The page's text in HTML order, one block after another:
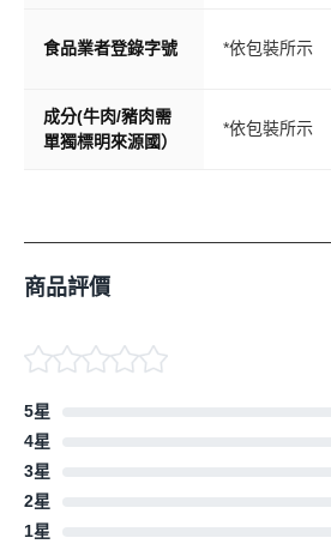
食品業者登錄字號 *依包裝所示
成分(牛肉/豬肉需
單獨標明來源國）
*依包裝所示
商品評價
5星
4星
3星
2星
1星